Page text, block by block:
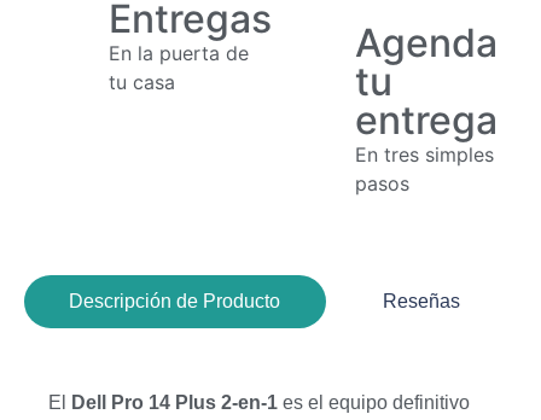
Entregas
En la puerta de
tu casa
Agenda
tu
entrega
En tres simples
pasos
Descripción de Producto Reseñas
El Dell Pro 14 Plus 2-en-1 es el equipo definitivo